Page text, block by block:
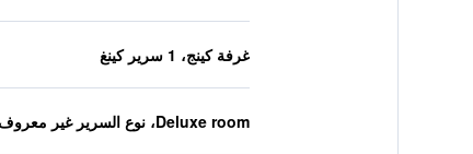
غرفة كينج، 1 سرير كينغ
Deluxe room، نوع السرير غير معروف